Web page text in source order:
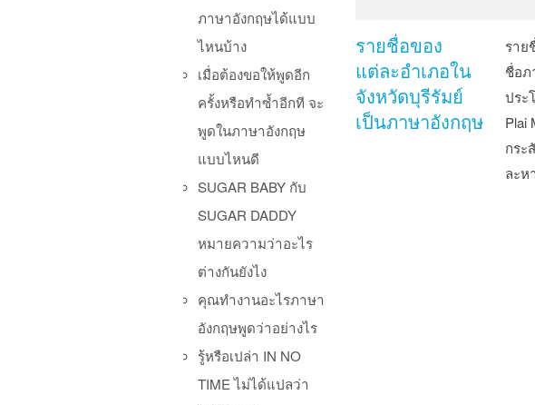
รายชื่อของ
แต่ละอำเภอใน
จังหวัดบุรีรัมย์
เป็นภาษาอังกฤษ
ราย
ชื่อภ
ประ
Plai
กระ
ละห
ภาษาอังกฤษได้แบบ
ไหนบ้าง
เมื่อต้องขอให้พูดอีก
ครั้งหรือทำซ้ำอีกที จะ
พูดในภาษาอังกฤษ
แบบไหนดี
SUGAR BABY กับ
SUGAR DADDY
หมายความว่าอะไร
ต่างกันยังไง
คุณทำงานอะไรภาษา
อังกฤษพูดว่าอย่างไร
รู้หรือเปล่า IN NO
TIME ไม่ได้แปลว่า